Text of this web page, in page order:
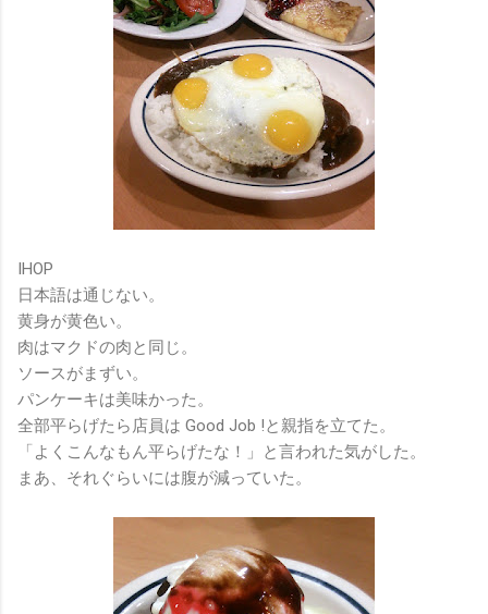
IHOP
日本語は通じない。
黄身が黄色い。
肉はマクドの肉と同じ。
ソースがまずい。
パンケーキは美味かった。
全部平らげたら店員は Good Job !と親指を立てた。
「よくこんなもん平らげたな！」と言われた気がした。
まあ、それぐらいには腹が減っていた。